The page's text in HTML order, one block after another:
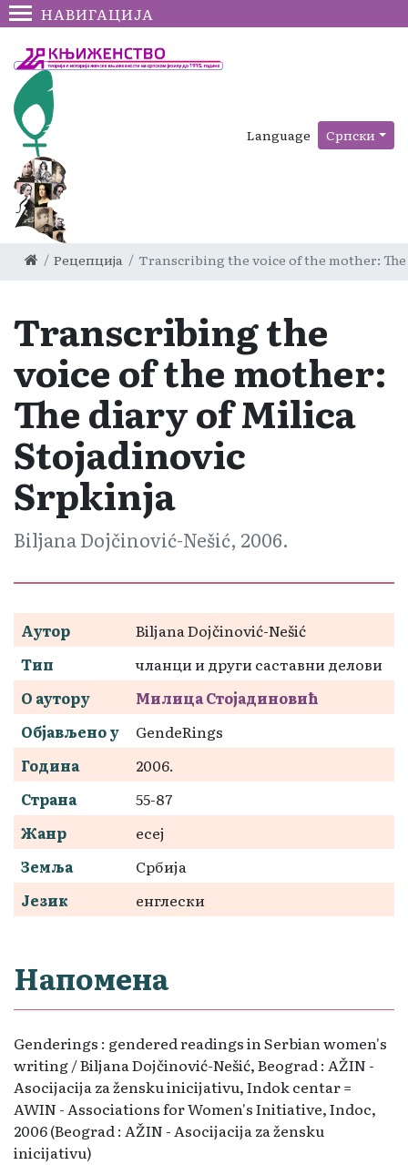
НАВИГАЦИЈА
Language Српски
Рецепција Transcribing the voice of the mother:
Transcribing the
voice of the mother:
The diary of Milica
Stojadinovic
Srpkinja
Biljana Dojčinović-Nešić, 2006.
Аутор
Biljana Dojčinović-Nešić
Тип
чланци и други саставни делови
О аутору
Милица Стојадиновић
Објављено у
GendeRings
Година
2006.
Страна
55-87
Жанр
есеј
Земља
Србија
Језик
енглески
Напомена
Genderings : gendered readings in Serbian women's
writing / Biljana Dojčinović-Nešić, Beograd : AŽIN -
Asocijacija za žensku inicijativu, Indok centar =
AWIN - Associations for Women's Initiative, Indoc,
2006 (Beograd : AŽIN - Asocijacija za žensku
inicijativu)